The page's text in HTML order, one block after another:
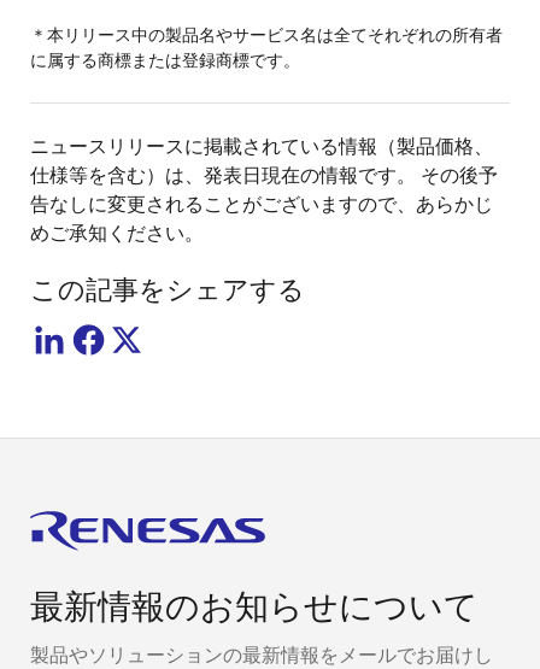
＊本リリース中の製品名やサービス名は全てそれぞれの所有者
に属する商標または登録商標です。
ニュースリリースに掲載されている情報（製品価格、
仕様等を含む）は、発表日現在の情報です。 その後予
告なしに変更されることがございますので、あらかじ
めご承知ください。
この記事をシェアする
最新情報のお知らせについて
製品やソリューションの最新情報をメールでお届けし